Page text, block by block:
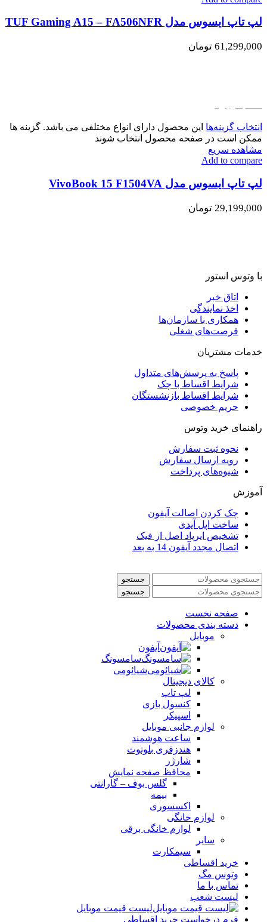
لپ تاپ ایسوس مدل TUF Gaming A15 – FA506NFR
61,299,000 تومان
انتخاب گزینه‌ها این محصول دارای انواع مختلفی می باشد. گزینه ها
ممکن است در صفحه محصول انتخاب شوند
مشاهده سریع
Add to compare
لپ تاپ ایسوس مدل VivoBook 15 F1504VA
29,199,000 تومان
با وتوس استور
اتاق خبر
اخذ نمایندگی
همکاری با سازمان‌ها
فرصت‌های شغلی
خدمات مشتریان
پاسخ به پرسش‌های متداول
شرایط اقساط با چک
شرایط اقساط بازنشستگان
حریم خصوصی
راهنمای خرید وتوس
نحوه ثبت سفارش
رویه ارسال سفارش
شیوه‌های پرداخت
آموزش
چک کردن اصالت آیفون
ساخت اپل آیدی
تشخیص ایرپاد اصل از فیک
اتصال مجدد آیفون 14 به بعد
جستجو
جستجو
صفحه نخست
دسته بندی محصولات
موبایل
آیفون
سامسونگ
شیائومی
کالای دیجیتال
لپ تاپ
کنسول بازی
اسپیکر
لوازم جانبی موبایل
ساعت هوشمند
هندزفری بلوتوث
شارژر
محافظ صفحه نمایش
گلس بوف – گارانتی
بیمه
اکسسوری
لوازم خانگی
لوازم خانگی برقی
سایر
سیمکارت
خرید اقساطی
وتوس مگ
تماس با ما
لیست شعب
لیست قیمت موبایل
فرم درخواست خرید اقساطی